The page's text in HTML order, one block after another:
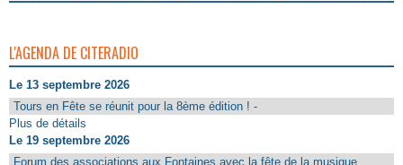
L'AGENDA DE CITERADIO
Le 13 septembre 2026
Tours en Fête se réunit pour la 8ème édition ! -
Plus de détails
Le 19 septembre 2026
Forum des associations aux Fontaines avec la fête de la musique